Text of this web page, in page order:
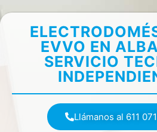
EVVO EN
SERVICIO
Llámanos al 611